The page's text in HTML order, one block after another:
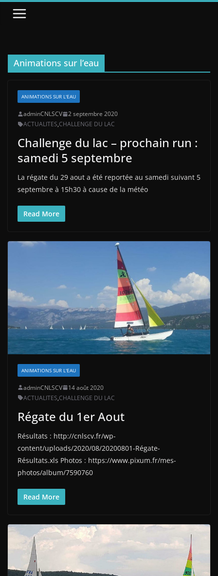
Animations sur l’eau
ANIMATIONS SUR L'EAU
adminCNLSCV
2 septembre 2020
ACTUALITES,CHALLENGE DU LAC
Challenge du lac – prochain run :
samedi 5 septembre
La régate du 29 aout a été reportée au samedi suivant 5
septembre à 15h30 à cause de la météo
Read More
ANIMATIONS SUR L'EAU
adminCNLSCV
14 août 2020
ACTUALITES,CHALLENGE DU LAC
Régate du 1er Aout
Résultats : http://cnlscv.fr/wp-
content/uploads/2020/08/20200801-Régate-
Résultats.xls Photos : https://www.pixum.fr/mes-
photos/album/7590760
Read More